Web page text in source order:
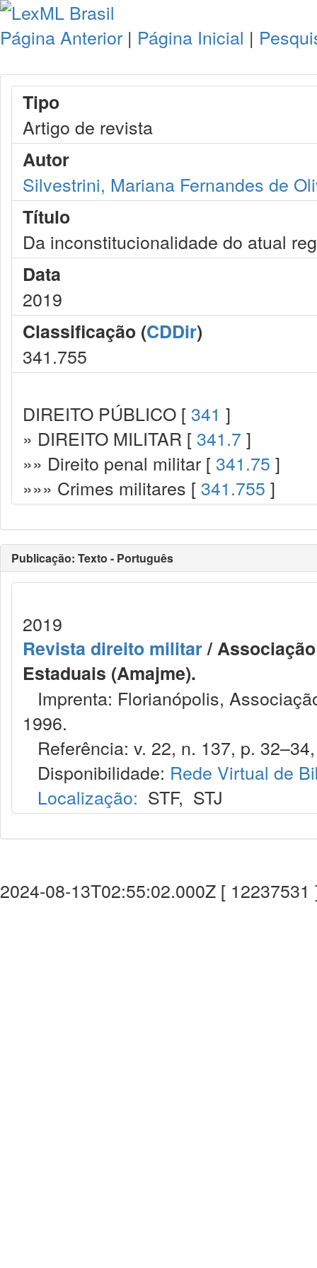
Página Anterior | Página Inicial |
Tipo
Artigo de revista
Autor
Silvestrini, Mariana Fernandes de
Título
Da inconstitucionalidade do atual
Data
2019
Classificação (CDDir)
341.755
DIREITO PÚBLICO [ 341 ]
» DIREITO MILITAR [ 341.7 ]
»» Direito penal militar [ 341.75 ]
»»» Crimes militares [ 341.755 ]
Publicação: Texto - Português
2019
Revista direito militar/
Estaduais (Amajme).
Imprenta: Florianópolis,
1996.
Referência: v. 22, n. 137, p.
Disponibilidade: Rede Virtual de
Localização: STF, STJ
2024-08-13T02:55:02.000Z [ 12237531